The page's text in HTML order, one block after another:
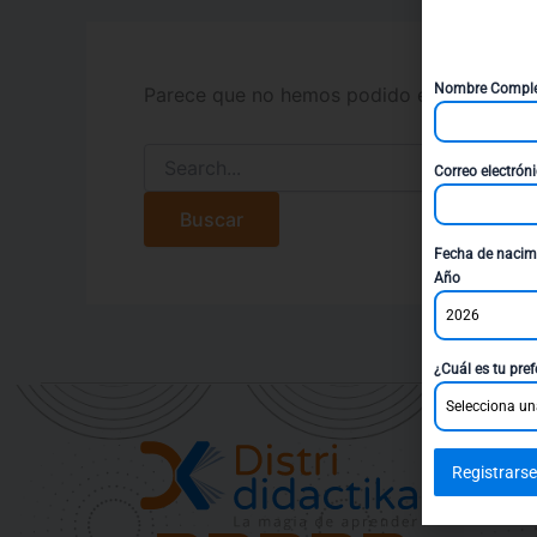
Parece que no hemos podido encontrar
Nombre
Correo
Fecha de
Año
2026
¿Cuál es tu
Selecciona
Registrarse